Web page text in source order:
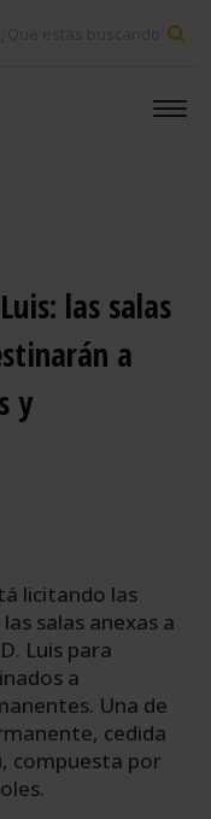
las salas
a
y
licitando las
salas anexas a
Luis para
a
Una de
cedida
compuesta por